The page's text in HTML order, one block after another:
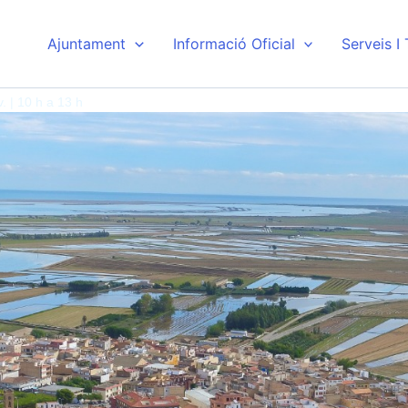
Ajuntament Informació Oficial Serveis I
| 10 h a 13 h